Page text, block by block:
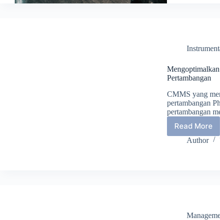
Pertambangan
CMMS yang
pertambangan
pertambangan
Read More
Author